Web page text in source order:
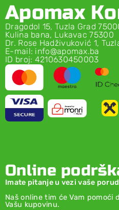
Apomax
Dragodol 15, Tuzla Grad
Kulina bana, Lukavac 75300
Dr. Rose Hadživuković 1,
E-mail: info@apomax.ba
ID broj: 4210630450003
Online
Imate pitanje u vezi vaše
Naš online tim će Vam pomoći
Vašu kupovinu.